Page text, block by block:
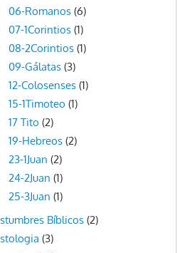
06-Romanos (6)
07-1Corintios (1)
08-2Corintios (1)
09-Gálatas (3)
12-Colosenses (1)
15-1Timoteo (1)
17 Tito (2)
19-Hebreos (2)
23-1Juan (2)
24-2Juan (1)
25-3Juan (1)
Bíblicos (2)
(3)